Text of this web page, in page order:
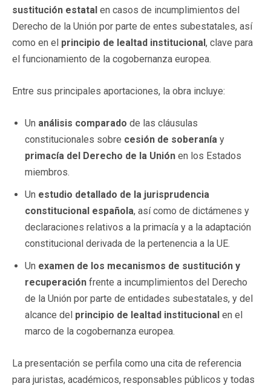
sustitución estatal en casos de incumplimientos del
Derecho de la Unión por parte de entes subestatales, así
como en el principio de lealtad institucional, clave para
el funcionamiento de la cogobernanza europea.
Entre sus principales aportaciones, la obra incluye:
Un análisis comparado de las cláusulas
constitucionales sobre cesión de soberanía y
primacía del Derecho de la Unión en los Estados
miembros.
Un estudio detallado de la jurisprudencia
constitucional española, así como de dictámenes y
declaraciones relativos a la primacía y a la adaptación
constitucional derivada de la pertenencia a la UE.
Un examen de los mecanismos de sustitución y
recuperación frente a incumplimientos del Derecho
de la Unión por parte de entidades subestatales, y del
alcance del principio de lealtad institucional en el
marco de la cogobernanza europea.
La presentación se perfila como una cita de referencia
para juristas, académicos, responsables públicos y todas